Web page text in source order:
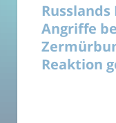
Angriffe
Reaktion